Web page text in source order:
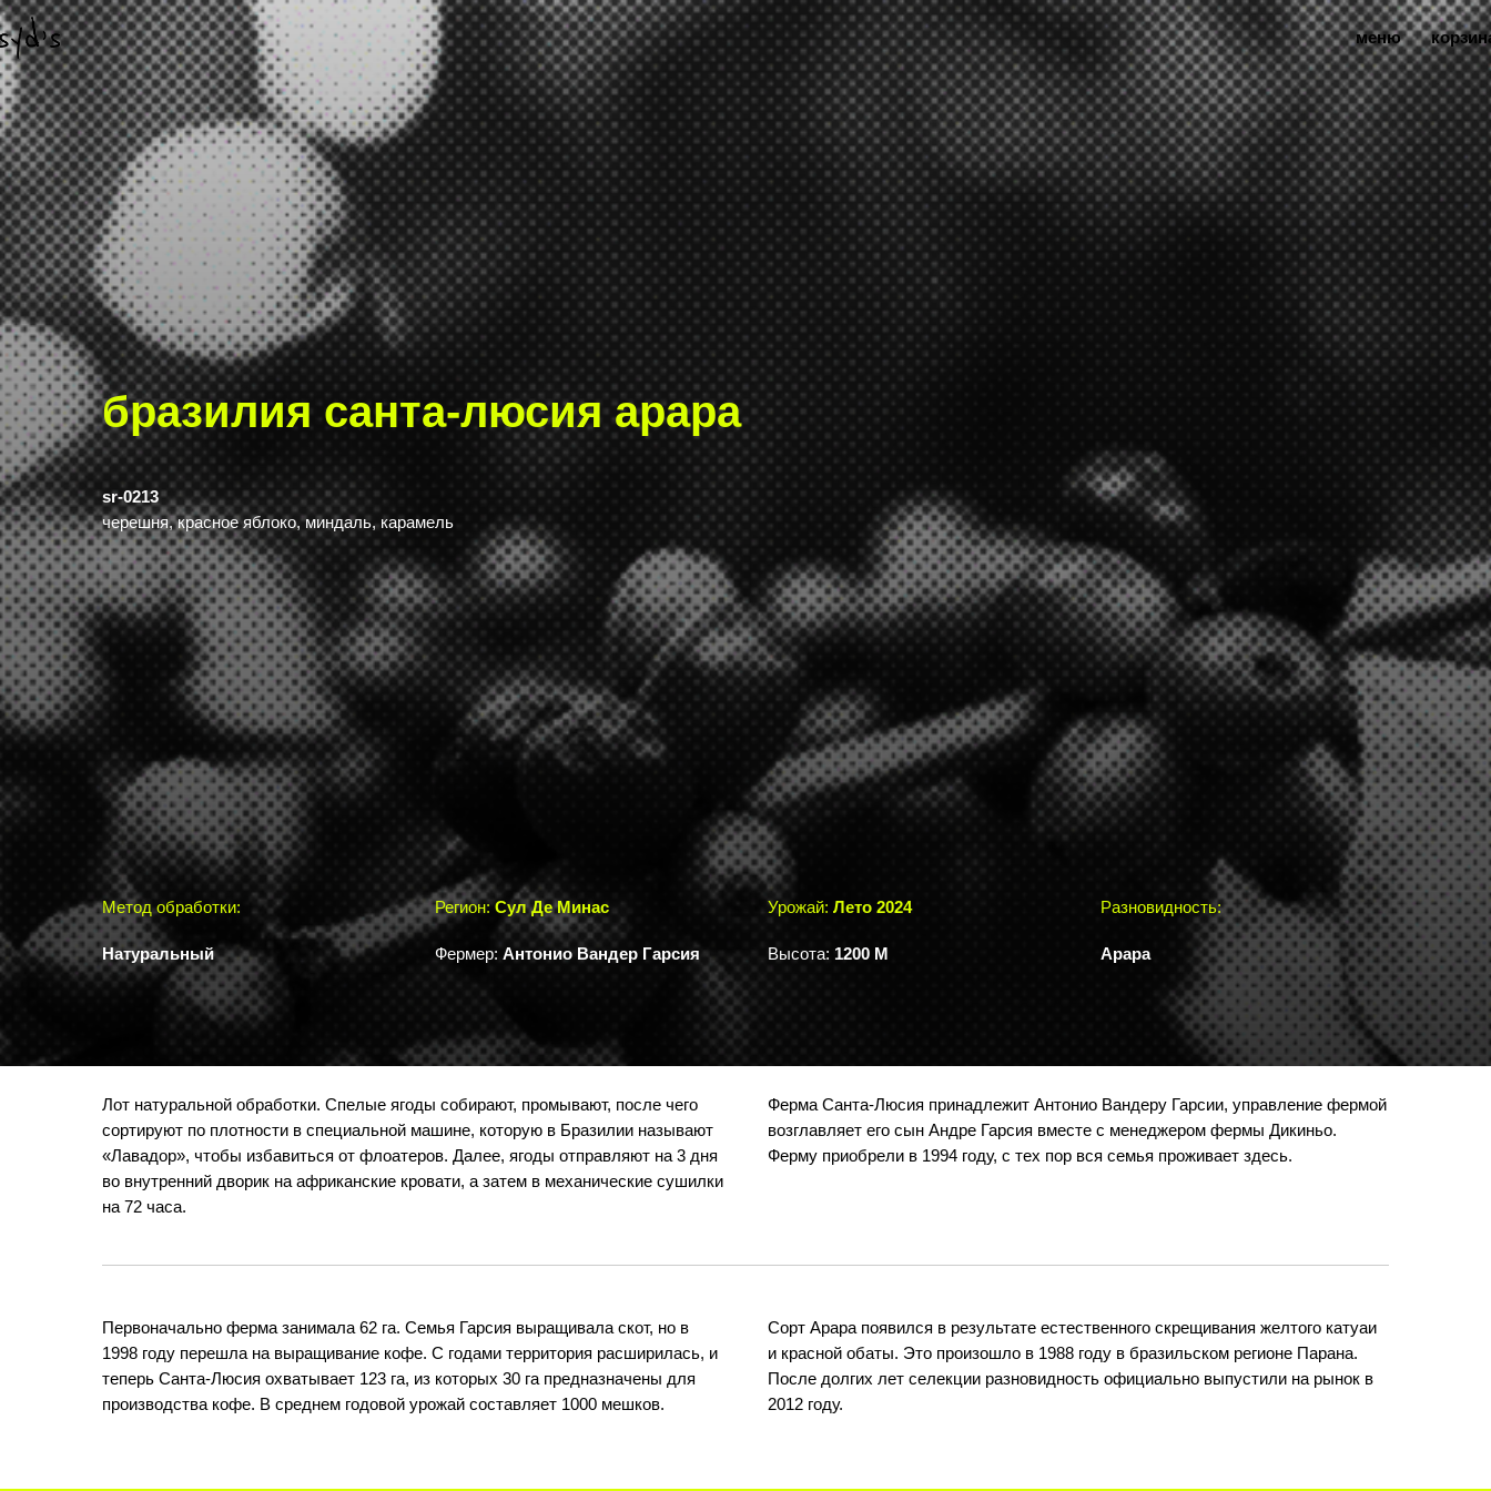
меню
бразилия санта-люсия арара
sr-0213
черешня, красное яблоко, миндаль, карамель
Метод обработки:
Натуральный
Регион:Сул Де Минас
Фермер: Антонио Вандер Гарсия
Урожай: Лето 2024
Высота: 1200 М
Разновидность:
Арара
Лот натуральной обработки. Спелые ягоды собирают, промывают, после чего
сортируют по плотности в специальной машине, которую в Бразилии называют
«Лавадор», чтобы избавиться от флоатеров. Далее, ягоды отправляют на 3 дня
во внутренний дворик на африканские кровати, а затем в механические сушилки
на 72 часа.
Ферма Санта-Люсия принадлежит Антонио Вандеру Гарсии, управление фермой
возглавляет его сын Андре Гарсия вместе с менеджером фермы Дикиньо.
Ферму приобрели в 1994 году, с тех пор вся семья проживает здесь.
Первоначально ферма занимала 62 га. Семья Гарсия выращивала скот, но в
1998 году перешла на выращивание кофе. С годами территория расширилась, и
теперь Санта-Люсия охватывает 123 га, из которых 30 га предназначены для
производства кофе. В среднем годовой урожай составляет 1000 мешков.
Сорт Арара появился в результате естественного скрещивания желтого катуаи
и красной обаты. Это произошло в 1988 году в бразильском регионе Парана.
После долгих лет селекции разновидность официально выпустили на рынок в
2012 году.